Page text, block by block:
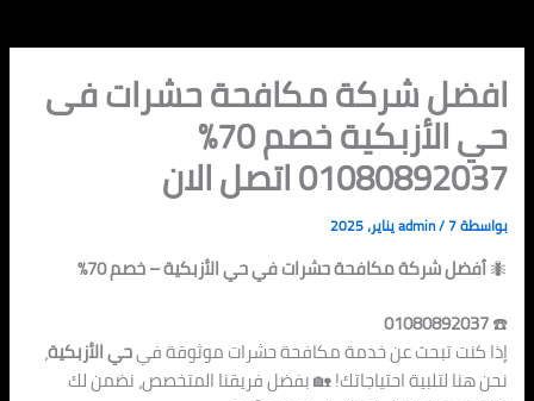
افضل شركة مكافحة حشرات فى
حي الأزبكية خصم 70%
01080892037 اتصل الان
بواسطة admin/7 يناير، 2025
🐜أفضل شركة مكافحة حشرات في حي الأزبكية – خصم 70%
☎️
01080892037
إذا كنت تبحث عن خدمة مكافحة حشرات موثوقة فيحي الأزبكية،
نحن هنا لتلبية احتياجاتك! 🏡 بفضل فريقنا المتخصص، نضمن لك